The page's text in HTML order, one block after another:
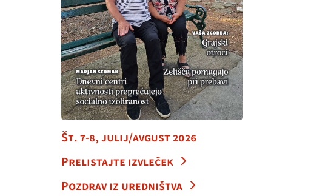
Št. 7-8, julij/avgust 2026
Prelistajte izvleček
Pozdrav iz uredništva